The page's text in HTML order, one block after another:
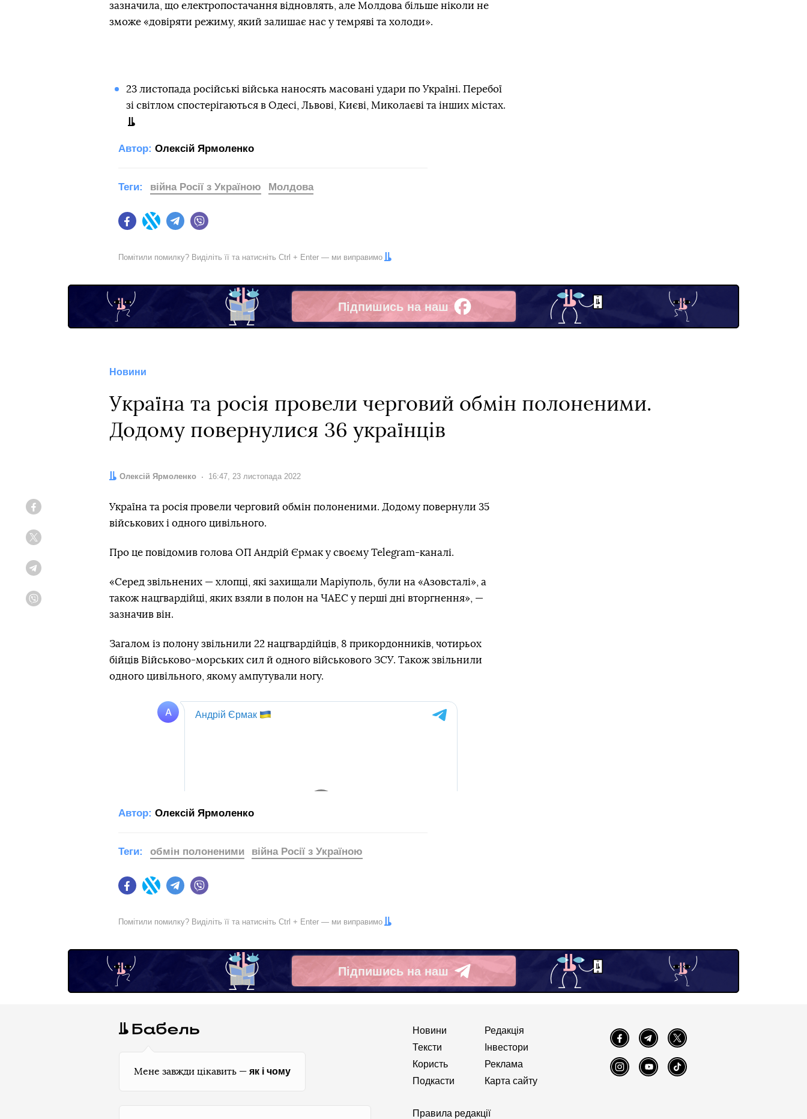
зазначила, що електропостачання відновлять, але Молдова більше ніколи не
зможе «довіряти режиму, який залишає нас у темряві та холоди».
23 листопада російські війська наносять масовані удари по Україні. Перебої
зі світлом спостерігаються в Одесі, Львові, Києві, Миколаєві та інших містах.
Автор: Олексій Ярмоленко
FacebookTwitter Telegram
Теги: війна Росії з Україною Молдова
Помітили помилку? Виділіть її та натисніть Ctrl + Enter — ми виправимо
Підпишись на наш
Facebook
Новини
Україна та росія провели черговий обмін полоненими.
Додому повернулися 36 українців
Автор:
Олексій Ярмоленко Дата:
16:47, 23 листопада 2022
Україна та росія провели черговий обмін полоненими. Додому повернули 35
військових і одного цивільного.
Про це повідомив голова ОП Андрій Єрмак у своєму Telegram-каналі.
«Серед звільнених — хлопці, які захищали Маріуполь, були на «Азовсталі», а
також нацгвардійці, яких взяли в полон на ЧАЕС у перші дні вторгнення», —
зазначив він.
Загалом із полону звільнили 22 нацгвардійців, 8 прикордонників, чотирьох
бійців Військово-морських сил й одного військового ЗСУ. Також звільнили
одного цивільного, якому ампутували ногу.
Автор: Олексій Ярмоленко
FacebookTwitter Telegram
Теги: обмін полоненими війна Росії з Україною
Помітили помилку? Виділіть її та натисніть Ctrl + Enter — ми виправимо
Підпишись на наш
Telegram
Мене завжди цікавить — як і чому
Новини
Тексти
Користь
Подкасти
Редакція
Інвестори
Реклама
Карта сайту
FacebookTelegram Twitter
InstagramYouTube TikTok
Правила редакції